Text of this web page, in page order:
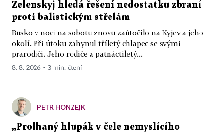
Zelenskyj hledá řešení nedostatku zbraní
proti balistickým střelám
Rusko v noci na sobotu znovu zaútočilo na Kyjev a jeho
okolí. Při útoku zahynul tříletý chlapec se svými
prarodiči. Jeho rodiče a patnáctiletý...
8. 8. 2026 ▪ 3 min. čtení
PETR HONZEJK
„Prolhaný hlupák v čele nemyslícího